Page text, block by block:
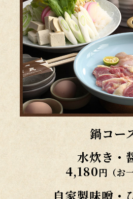
鍋コー
水炊き・
4,180円（お